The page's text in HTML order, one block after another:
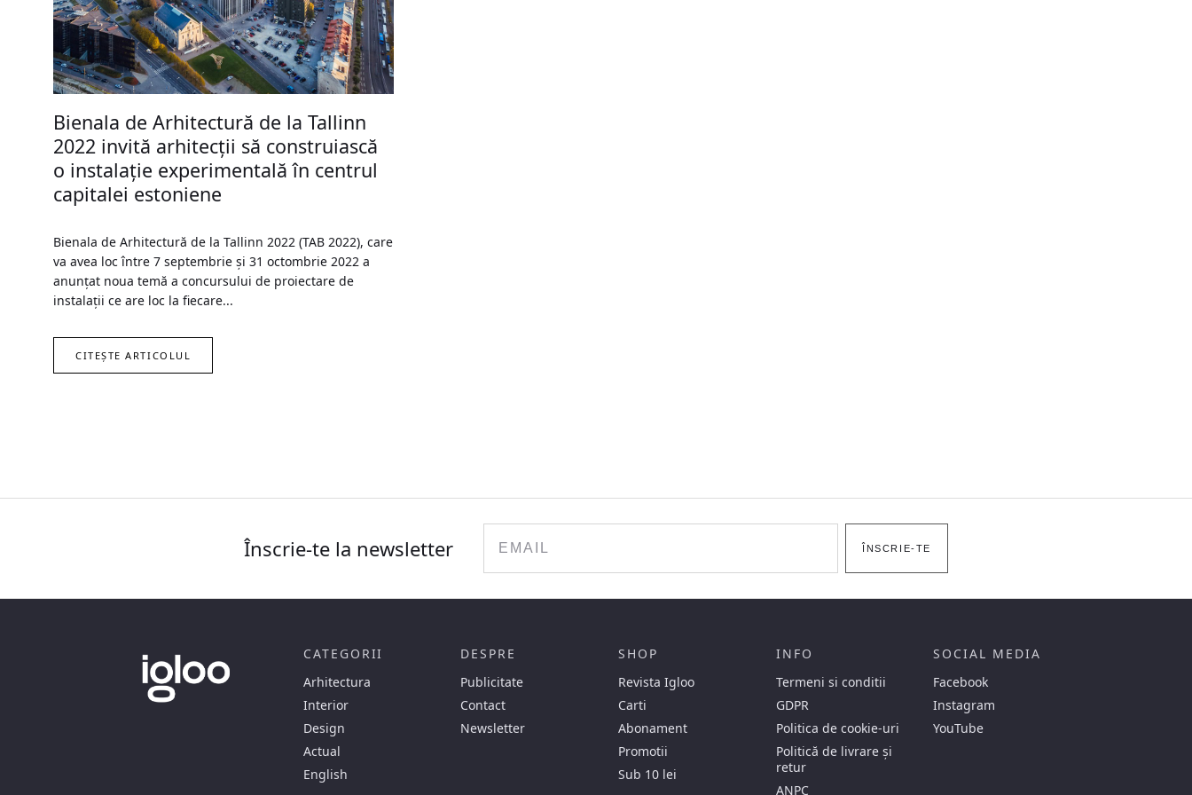
Bienala de Arhitectură de la Tallinn
2022 invită arhitecţii să construiască
o instalaţie experimentală în centrul
capitalei estoniene
Bienala de Arhitectură de la Tallinn 2022 (TAB 2022), care
va avea loc între 7 septembrie şi 31 octombrie 2022 a
anunţat noua temă a concursului de proiectare de
instalaţii ce are loc la fiecare...
CITEȘTE ARTICOLUL
Înscrie-te la newsletter ÎNSCRIE-TE
CATEGORII
Arhitectura
Interior
Design
Actual
English
DESPRE
Publicitate
Contact
Newsletter
SHOP
Revista Igloo
Carti
Abonament
Promotii
Sub 10 lei
INFO
Termeni si conditii
GDPR
Politica de cookie-uri
Politică de livrare și
retur
ANPC
SOCIAL MEDIA
Facebook
Instagram
YouTube